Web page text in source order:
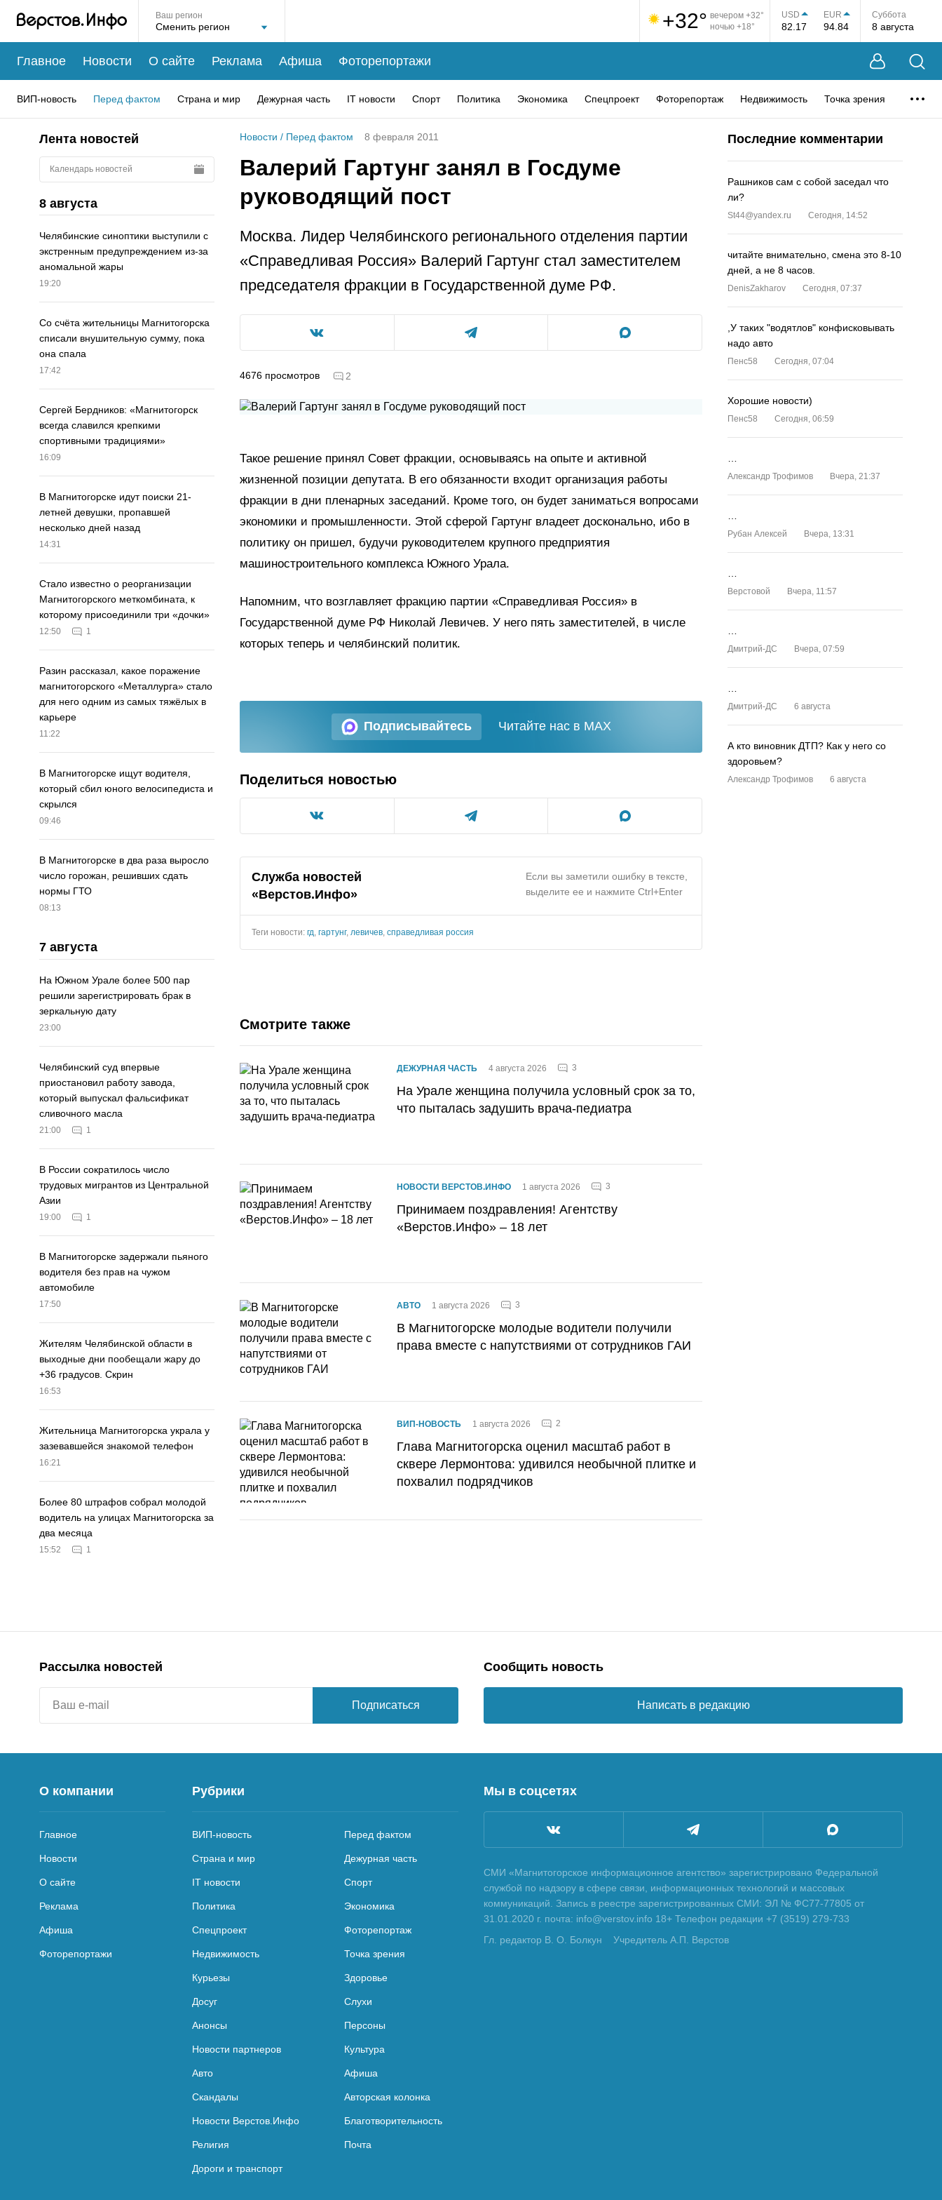
Ваш регион +32° вечером +32°
ночью +18°
USD
82.17
EUR
94.84
Суббота
8 августа
Главное Новости О сайте Реклама Афиша Фоторепортажи
ВИП-новость Перед фактом Страна и мир Дежурная часть IT новости Спорт Политика Экономика Спецпроект Фоторепортаж Недвижимость Точка зрения
Лента новостей
Календарь новостей
8 августа
Челябинские синоптики выступили с
экстренным предупреждением из-за
аномальной жары
19:20
Со счёта жительницы Магнитогорска
списали внушительную сумму, пока
она спала
17:42
Сергей Бердников: «Магнитогорск
всегда славился крепкими
спортивными традициями»
16:09
В Магнитогорске идут поиски 21-
летней девушки, пропавшей
несколько дней назад
14:31
Стало известно о реорганизации
Магнитогорского меткомбината, к
которому присоединили три «дочки»
12:50 1
Разин рассказал, какое поражение
магнитогорского «Металлурга» стало
для него одним из самых тяжёлых в
карьере
11:22
В Магнитогорске ищут водителя,
который сбил юного велосипедиста и
скрылся
09:46
В Магнитогорске в два раза выросло
число горожан, решивших сдать
нормы ГТО
08:13
7 августа
На Южном Урале более 500 пар
решили зарегистрировать брак в
зеркальную дату
23:00
Челябинский суд впервые
приостановил работу завода,
который выпускал фальсификат
сливочного масла
21:00 1
В России сократилось число
трудовых мигрантов из Центральной
Азии
19:00 1
В Магнитогорске задержали пьяного
водителя без прав на чужом
автомобиле
17:50
Жителям Челябинской области в
выходные дни пообещали жару до
+36 градусов. Скрин
16:53
Жительница Магнитогорска украла у
зазевавшейся знакомой телефон
16:21
Более 80 штрафов собрал молодой
водитель на улицах Магнитогорска за
два месяца
15:52 1
Новости / Перед фактом 8 февраля 2011
Валерий Гартунг занял в Госдуме
руководящий пост
Москва. Лидер Челябинского регионального отделения партии
«Справедливая Россия» Валерий Гартунг стал заместителем
председателя фракции в Государственной думе РФ.
4676 просмотров 2
Такое решение принял Совет фракции, основываясь на опыте и активной
жизненной позиции депутата. В его обязанности входит организация работы
фракции в дни пленарных заседаний. Кроме того, он будет заниматься вопросами
экономики и промышленности. Этой сферой Гартунг владеет досконально, ибо в
политику он пришел, будучи руководителем крупного предприятия
машиностроительного комплекса Южного Урала.
Напомним, что возглавляет фракцию партии «Справедливая Россия» в
Государственной думе РФ Николай Левичев. У него пять заместителей, в числе
которых теперь и челябинский политик.
Подписывайтесь Читайте нас в MAX
Поделиться новостью
Служба новостей
«Верстов.Инфо»
Если вы заметили ошибку в тексте,
выделите ее и нажмите Ctrl+Enter
Теги новости: гд гартунг, левичев справедливая россия
Смотрите также
ДЕЖУРНАЯ ЧАСТЬ 4 августа 2026 3
На Урале женщина получила условный срок за то,
что пыталась задушить врача-педиатра
НОВОСТИ ВЕРСТОВ.ИНФО 1 августа 2026 3
Принимаем поздравления! Агентству
«Верстов.Инфо» – 18 лет
АВТО 1 августа 2026 3
В Магнитогорске молодые водители получили
права вместе с напутствиями от сотрудников ГАИ
ВИП-НОВОСТЬ 1 августа 2026 2
Глава Магнитогорска оценил масштаб работ в
сквере Лермонтова: удивился необычной плитке и
похвалил подрядчиков
Последние комментарии
Рашников сам с собой заседал что
ли?
St44@yandex.ru Сегодня, 14:52
читайте внимательно, смена это 8-10
дней, а не 8 часов.
DenisZakharov Сегодня, 07:37
,У таких "водятлов" конфисковывать
надо авто
Пенс58 Сегодня, 07:04
Хорошие новости)
Пенс58 Сегодня, 06:59
Александр Трофимов Вчера, 21:37
Рубан Алексей Вчера, 13:31
Верстовой Вчера, 11:57
Дмитрий-ДС Вчера, 07:59
Дмитрий-ДС 6 августа
А кто виновник ДТП? Как у него со
здоровьем?
Александр Трофимов 6 августа
Рассылка новостей
Подписаться
Сообщить новость
Написать в редакцию
О компании
Главное
Новости
О сайте
Реклама
Афиша
Фоторепортажи
Рубрики
ВИП-новость Перед фактом
Страна и мир Дежурная часть
IT новости Спорт
Политика Экономика
Спецпроект Фоторепортаж
Недвижимость Точка зрения
Курьезы Здоровье
Досуг Слухи
Анонсы Персоны
Новости партнеров Культура
Авто Афиша
Скандалы Авторская колонка
Новости Верстов.Инфо Благотворительность
Религия Почта
Дороги и транспорт
Мы в соцсетях
СМИ «Магнитогорское информационное агентство» зарегистрировано Федеральной
службой по надзору в сфере связи, информационных технологий и массовых
коммуникаций. Запись в реестре зарегистрированных СМИ: ЭЛ № ФС77-77805 от
31.01.2020 г. почта: info@verstov.info 18+ Телефон редакции +7 (3519) 279-733
Гл. редактор В. О. Болкун
Учредитель А.П. Верстов